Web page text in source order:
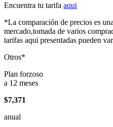
Encuentra tu tarifa aqui
*La comparación de precios es
mercado,tomada de varios
tarifas aqui presentadas pueden
Otros*
Plan forzoso
a 12 meses
$7,371
anual